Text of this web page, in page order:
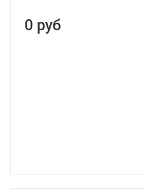
0 руб